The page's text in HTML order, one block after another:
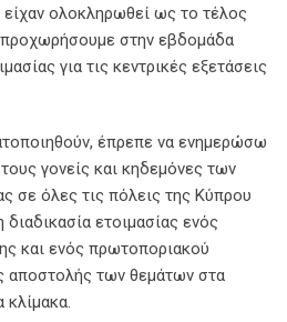
ολοκληρωθεί ως το τέλος
στην εβδομάδα
για τις κεντρικές εξετάσεις
έπρεπε να ενημερώσω
γονείς και κηδεμόνες των
σε όλες τις πόλεις της Κύπρου
ετοιμασίας ενός
και ενός πρωτοποριακού
αποστολής των θεμάτων στα
κλίμακα.